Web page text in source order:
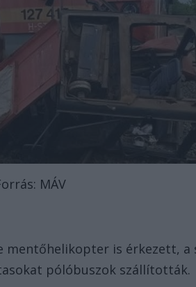
MÁV
mentőhelikopter is érkezett,
pólóbuszok szállították.